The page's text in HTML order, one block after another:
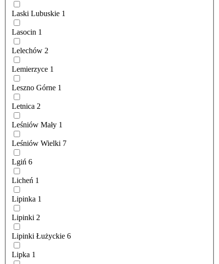
Laski Lubuskie 1
Lasocin 1
Lelechów 2
Lemierzyce 1
Leszno Górne 1
Letnica 2
Leśniów Mały 1
Leśniów Wielki 7
Lgiń 6
Licheń 1
Lipinka 1
Lipinki 2
Lipinki Łużyckie 6
Lipka 1